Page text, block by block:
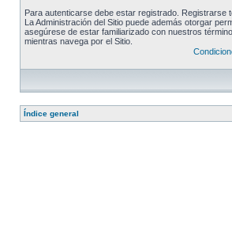
Para autenticarse debe estar registrado. Registrarse
La Administración del Sitio puede además otorgar
asegúrese de estar familiarizado con nuestros
mientras navega por el Sitio.
Índice general